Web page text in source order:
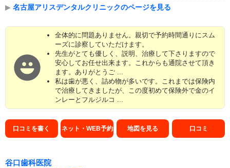
▶ 名古屋アリスデンタルクリニックのページを見る
全体的に問題ありません。親切で予約時間通りにスム
ーズに診察していただけます。
先生がとても優しく、説明、治療して下さりますので
安心してお任せ出来ます。これからも通院させて頂き
ます。ありがとうご ...
私は歯が悪く、詰め物が多いです。これまでは保険内
で治療してきましたが、この度初めて保険外で金のイ
ンレーとフルジルコ ...
口コミを書く ネット・WEB予約 地図を見る 口コミ
谷口歯科医院